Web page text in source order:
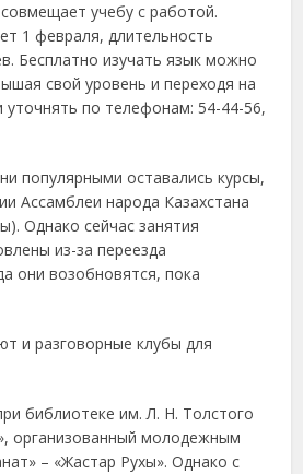
учебу с работой.
1 февраля, длительность
Бесплатно изучать язык можно
свой уровень и переходя на
по телефонам: 54-44-56,
популярными оставались курсы,
Ассамблеи народа Казахстана
Однако сейчас занятия
из-за переезда
они возобновятся, пока
и разговорные клубы для
библиотеке им. Л. Н. Толстого
организованный молодежным
– «Жастар Рухы». Однако с